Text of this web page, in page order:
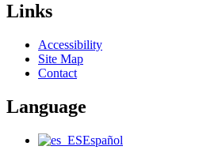
Links
Main
Menu
Accessibility
Site Map
Contact
Language
Main
Español